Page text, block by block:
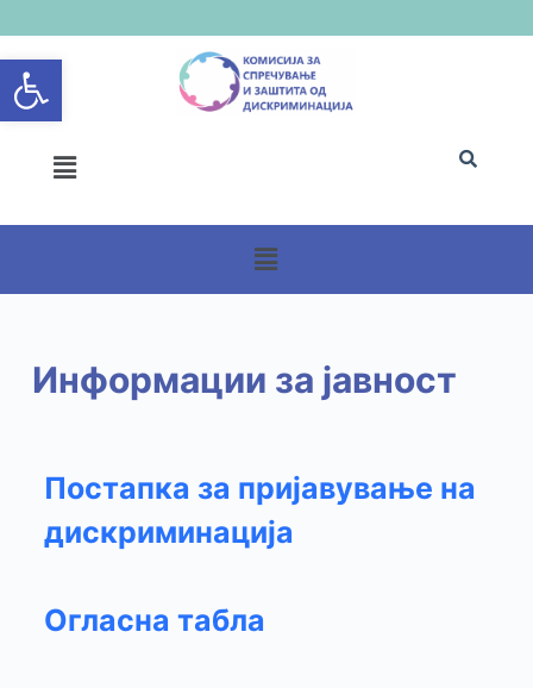
Open toolbark
i
p
Информации за јавност
Постапка за пријавување на
дискриминација
Огласна табла